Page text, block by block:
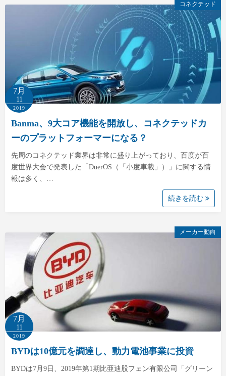
コネクテッド
7月
11
2019
Banma、9大コア機能を開放し、コネクテッドカ
ーのプラットフォーマーになる？
先周のコネクテッド業界は非常に盛り上がっており、百度が百
度世界大会で発表した「DuerOS（「小度車載」）」に関する情
報は多く、…
続きを読む
メーカー動向
7月
11
2019
BYDは10億元を調達し、動力電池事業に投資
BYDは7月9日、2019年第1期比亜迪股フェン有限公司「グリーン